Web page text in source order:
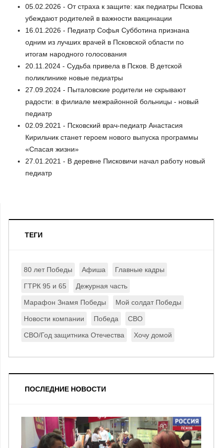
05.02.2026 - От страха к защите: как педиатры Пскова
убеждают родителей в важности вакцинации
16.01.2026 - Педиатр Софья Субботина признана
одним из лучших врачей в Псковской области по
итогам народного голосования
20.11.2024 - Судьба привела в Псков. В детской
поликлинике новые педиатры
27.09.2024 - Пыталовские родители не скрывают
радости: в филиале межрайонной больницы - новый
педиатр
02.09.2021 - Псковский врач-педиатр Анастасия
Кирильчик станет героем нового выпуска программы
«Спасая жизни»
27.01.2021 - В деревне Писковичи начал работу новый
педиатр
ТЕГИ
80 лет Победы Афиша Главные кадры
ГТРК 95 и 65 Дежурная часть
Марафон Знамя Победы Мой солдат Победы
Новости компании Победа СВО
СВО/Год защитника Отечества Хочу домой
ПОСЛЕДНИЕ НОВОСТИ